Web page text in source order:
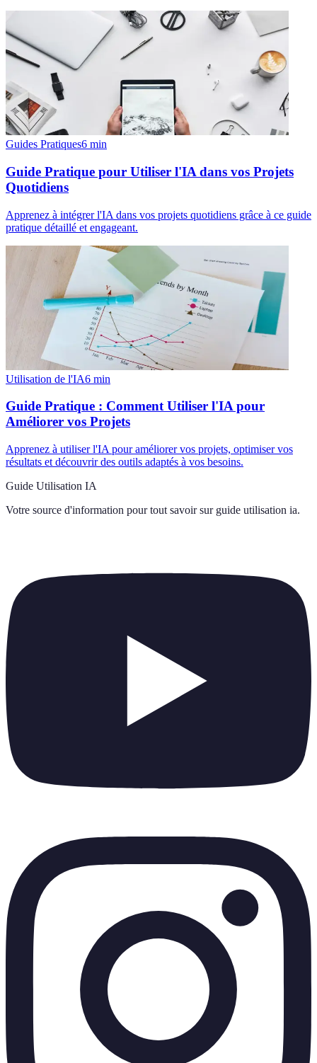
Guides Pratiques6 min
Guide Pratique pour Utiliser l'IA dans vos Projets
Quotidiens
Apprenez à intégrer l'IA dans vos projets quotidiens grâce à ce guide
pratique détaillé et engageant.
Utilisation de l'IA6 min
Guide Pratique : Comment Utiliser l'IA pour
Améliorer vos Projets
Apprenez à utiliser l'IA pour améliorer vos projets, optimiser vos
résultats et découvrir des outils adaptés à vos besoins.
Guide Utilisation IA
Votre source d'information pour tout savoir sur guide utilisation ia.